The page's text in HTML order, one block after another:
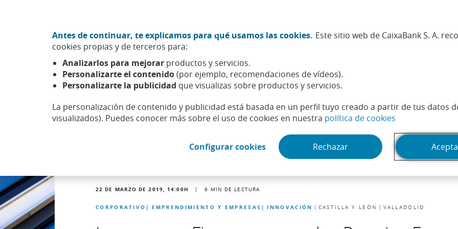
Antes de continuar, te explicamos para qué usamos las cookies. Este sitio web de CaixaBank S. A.
cookies propias y de terceros para:
Analizarlos para mejorar productos y servicios.
Personalizarte el contenido(por ejemplo, recomendaciones de vídeos).
Personalizarte la publicidad que visualizas sobre productos y servicios.
La personalización de contenido y publicidad está basada en un perfil tuyo creado a partir de tus datos
visualizados). Puedes conocer más sobre el uso de cookies en nuestra política de cookies
Configurar cookies(Abrir en ventana nueva)
Rechazar
Sobre nosotros
Actualidad Noticias Detalle noticia
22 DE MARZO DE 2019, 14:00H |9 MIN DE LECTURA
CORPORATIVO EMPRENDIMIENTO Y EMPRESAS INNOVACIÓN CASTILLA Y LEÓN VALLADOLID